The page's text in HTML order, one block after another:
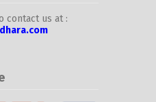
contact us at :